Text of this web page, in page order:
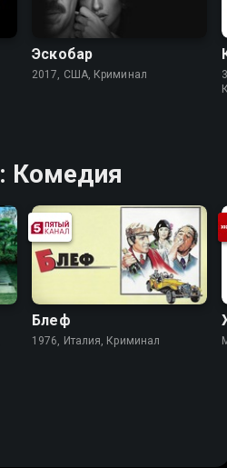
Эскобар
2017, США, Криминал
Комедия
Блеф
1976, Италия, Криминал